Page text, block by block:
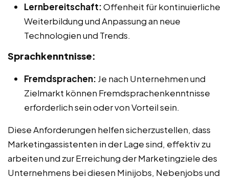
Lernbereitschaft:Offenheit für kontinuierliche
Weiterbildung und Anpassung an neue
Technologien und Trends.
Sprachkenntnisse:
Fremdsprachen: Je nach Unternehmen und
Zielmarkt können Fremdsprachenkenntnisse
erforderlich sein oder von Vorteil sein.
Diese Anforderungen helfen sicherzustellen, dass
Marketingassistenten in der Lage sind, effektiv zu
arbeiten und zur Erreichung der Marketingziele des
Unternehmens bei diesen Minijobs, Nebenjobs und